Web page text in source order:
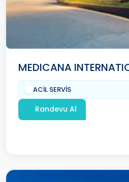
MEDICANA
ACİL SERVİS
Randevu Al